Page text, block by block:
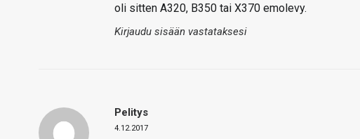
oli sitten A320, B350 tai X370 emolevy.
Kirjaudu sisään vastataksesi
Pelitys
4.12.2017